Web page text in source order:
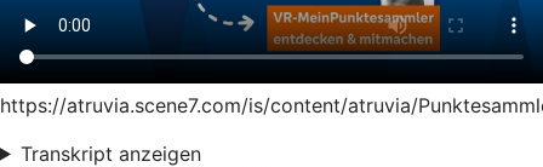
https://atruvia.scene7.com/is/content/atruvia/
Transkript anzeigen